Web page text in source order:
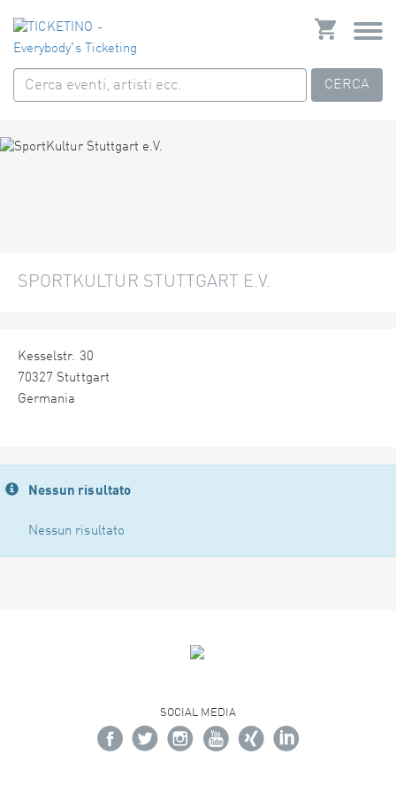
CERCA
SPORTKULTUR STUTTGART E.V.
Kesselstr. 30
70327 Stuttgart
Germania
Nessun risultato
Nessun risultato
SOCIAL MEDIA